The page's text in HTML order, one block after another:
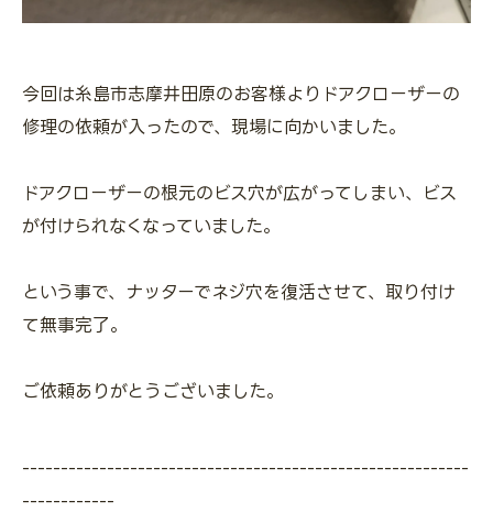
今回は糸島市志摩井田原のお客様よりドアクローザーの
修理の依頼が入ったので、現場に向かいました。
ドアクローザーの根元のビス穴が広がってしまい、ビス
が付けられなくなっていました。
という事で、ナッターでネジ穴を復活させて、取り付け
て無事完了。
ご依頼ありがとうございました。
----------------------------------------------------------
------------